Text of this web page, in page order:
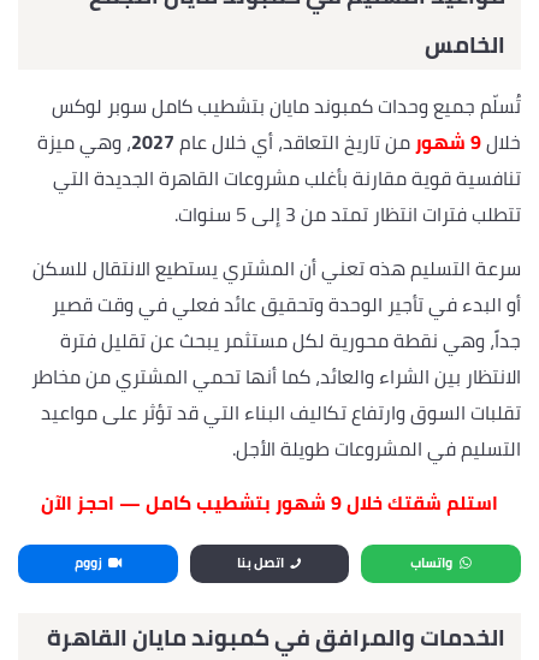
الخامس
تُسلّم جميع وحدات كمبوند مايان بتشطيب كامل سوبر لوكس
خلال9 شهور من تاريخ التعاقد، أي خلال عام2027، وهي ميزة
تنافسية قوية مقارنة بأغلب مشروعات القاهرة الجديدة التي
تتطلب فترات انتظار تمتد من 3 إلى 5 سنوات.
سرعة التسليم هذه تعني أن المشتري يستطيع الانتقال للسكن
أو البدء في تأجير الوحدة وتحقيق عائد فعلي في وقت قصير
جداً، وهي نقطة محورية لكل مستثمر يبحث عن تقليل فترة
الانتظار بين الشراء والعائد، كما أنها تحمي المشتري من مخاطر
تقلبات السوق وارتفاع تكاليف البناء التي قد تؤثر على مواعيد
التسليم في المشروعات طويلة الأجل.
استلم شقتك خلال 9 شهور بتشطيب كامل — احجز الآن
واتساب اتصل بنا زووم
الخدمات والمرافق في كمبوند مايان القاهرة